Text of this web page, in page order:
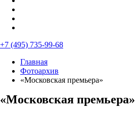
+7 (495) 735-99-68
Главная
Фотоархив
«Московская премьера»
«Московская премьера»